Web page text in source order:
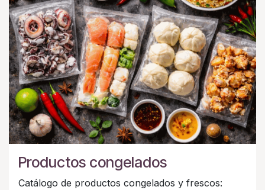
Productos congelados
Catálogo de productos congelados y frescos: